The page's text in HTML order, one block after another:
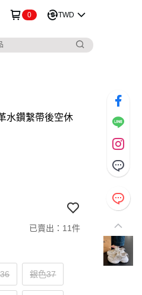
0 TWD
水鑽繫帶後空休
已賣出：11件
銀色37